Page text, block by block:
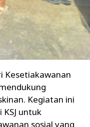
Kesetiakawanan
Kegiatan ini
untuk
sosial yang